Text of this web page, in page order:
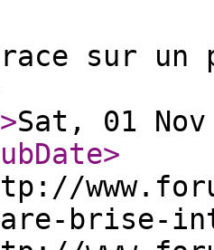
sur
>Sat, 01
>
brise-